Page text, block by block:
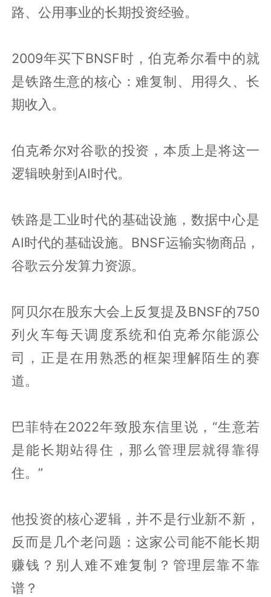
路、公用事业的长期投资经验。
2009年买下BNSF时，伯克希尔看中的就
是铁路生意的核心：难复制、用得久、长
期收入。
伯克希尔对谷歌的投资，本质上是将这一
逻辑映射到AI时代。
铁路是工业时代的基础设施，数据中心是
AI时代的基础设施。BNSF运输实物商品，
谷歌云分发算力资源。
阿贝尔在股东大会上反复提及BNSF的750
列火车每天调度系统和伯克希尔能源公
司，正是在用熟悉的框架理解陌生的赛
道。
巴菲特在2022年致股东信里说，“生意若
是能长期站得住，那么管理层就得靠得
住。”
他投资的核心逻辑，并不是行业新不新，
反而是几个老问题：这家公司能不能长期
赚钱？别人难不难复制？管理层靠不靠
谱？